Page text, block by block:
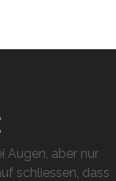
Augen, aber nur
schliessen, dass